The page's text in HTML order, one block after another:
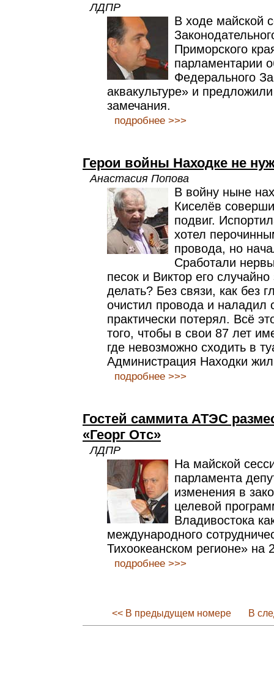
ЛДПР
В ходе майской
Приморского
парламентарии
Федерального
аквакультуре» и
замечания.
подробнее >>>
Герои войны Находке не
Анастасия Попова
В войну ныне
Киселёв
подвиг.
хотел
провода, но
Сработали
песок и Виктор его
делать? Без связи, как без
очистил провода и наладил
практически потерял. Всё
того, чтобы в свои 87 лет
где невозможно сходить в
Администрация Находки
подробнее >>>
Гостей саммита АТЭС
«Георг Отс»
ЛДПР
На майской
парламента
изменения в
целевой
Владивостока
международного
Тихоокеанском регионе» на
подробнее >>>
<< В предыдущем номере В